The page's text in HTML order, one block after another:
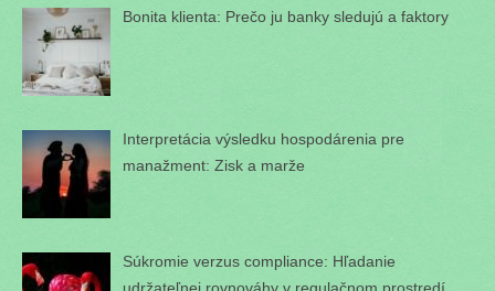
Bonita klienta: Prečo ju banky sledujú a faktory
Interpretácia výsledku hospodárenia pre
manažment: Zisk a marže
Súkromie verzus compliance: Hľadanie